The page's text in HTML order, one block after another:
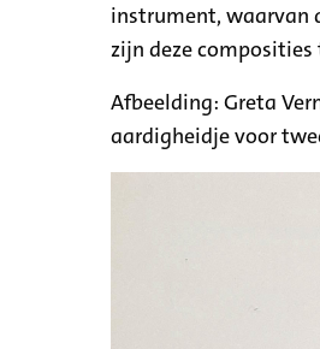
instrument, waarvan
zijn deze
Afbeelding: Greta
aardigheidje voor